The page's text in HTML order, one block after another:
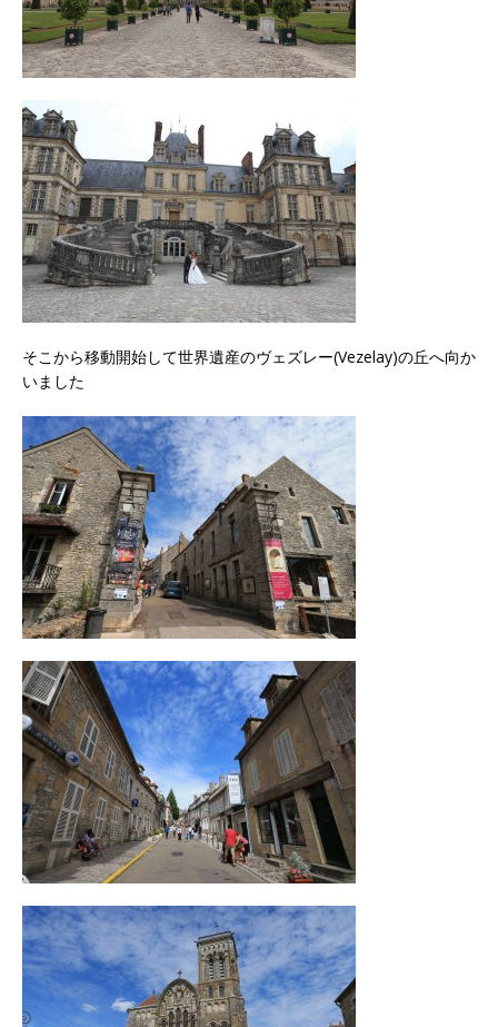
そこから移動開始して世界遺産のヴェズレー(Vezelay)の丘へ向か
いました